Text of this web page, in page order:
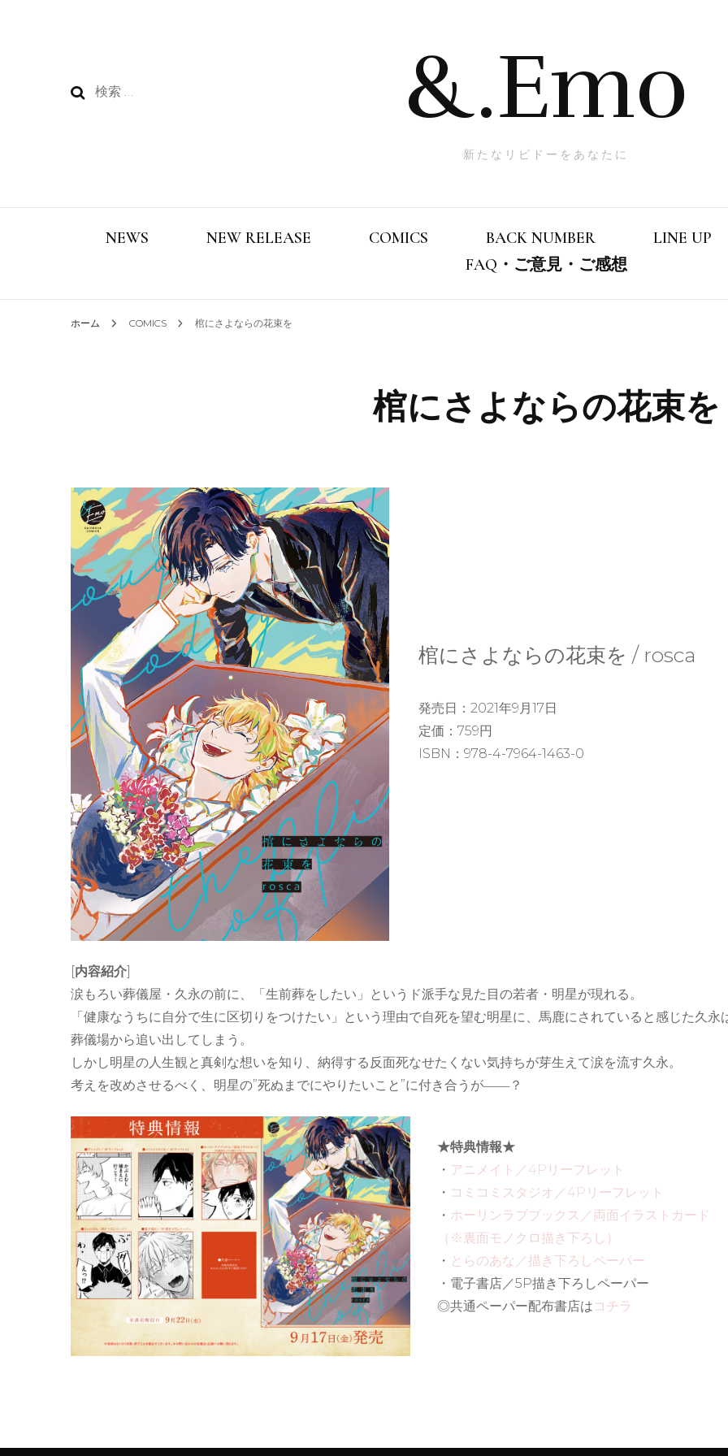
検
&.Emo
新たなリビドーをあなたに
NEWS NEW RELEASE COMICS BACK NUMBER
LINE UP
FAQ・ご意見・ご感想
ホーム COMICS 棺にさよならの花束を
棺にさよならの花束を
棺にさよならの花束を / rosca
発売日：2021年9月17日
定価：759円
ISBN：978-4-7964-1463-0
[内容紹介]
涙もろい葬儀屋・久永の前に、「生前葬をしたい」というド派手な見た目の若者・明星が現れる。
「健康なうちに自分で生に区切りをつけたい」という理由で自死を望む明星に、馬鹿にされていると感じた久永
葬儀場から追い出してしまう。
しかし明星の人生観と真剣な想いを知り、納得する反面死なせたくない気持ちが芽生えて涙を流す久永。
考えを改めさせるべく、明星の”死ぬまでにやりたいこと”に付き合うが――？
★特典情報★
・ アニメイト／4Pリーフレット
・ コミコミスタジオ／4Pリーフレット
・ ホーリンラブブックス／両面イラストカード
（※裏面モノクロ描き下ろし）
・ とらのあな／描き下ろしペーパー
・電子書店／5P描き下ろしペーパー
◎共通ペーパー配布書店は コチラ